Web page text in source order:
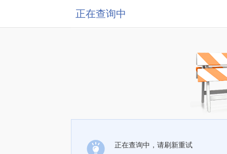
正在查询中
正在查询中，请刷新重试